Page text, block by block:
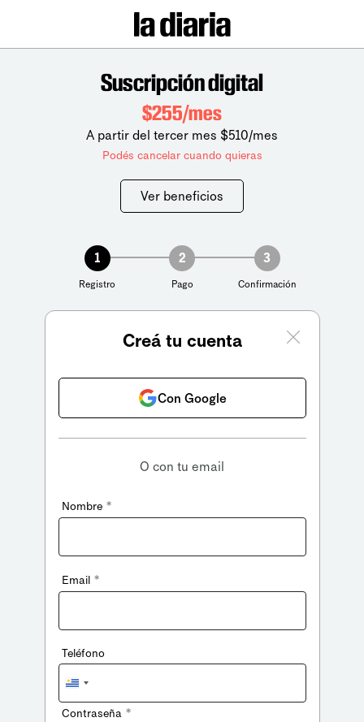
Suscripción digital
$255/mes
A partir del tercer mes $510/mes
Podés cancelar cuando quieras
Ver beneficios
1
Registro
2
Pago
3
Confirmación
Creá tu cuenta
Con Google
O con tu email
Nombre *
Email *
Teléfono
Uruguay
+598
Contraseña *